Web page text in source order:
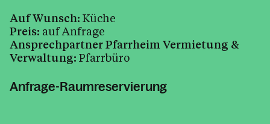
Personen
Auf Wunsch: Küche
Preis: auf Anfrage
Ansprechpartner Pfarrheim Vermietung &
Verwaltung: Pfarrbüro
Anfrage-Raumreservierung